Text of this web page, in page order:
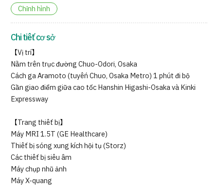
Chỉnh hình
Chi tiết cơ sở
【Vị trí】
Nằm trên trục đường Chuo-Odori, Osaka
Cách ga Aramoto (tuyến Chuo, Osaka Metro) 1 phút đi bộ
Gần giao điểm giữa cao tốc Hanshin Higashi-Osaka và Kinki
Expressway
【Trang thiết bị】
Máy MRI 1.5T (GE Healthcare)
Thiết bị sóng xung kích hội tụ (Storz)
Các thiết bị siêu âm
Máy chụp nhũ ảnh
Máy X-quang